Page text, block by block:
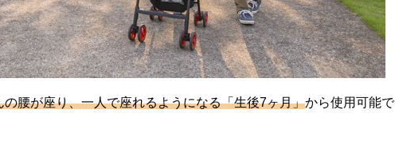
の腰が座り、一人で座れるようになる「生後7ヶ月」から使用可能で